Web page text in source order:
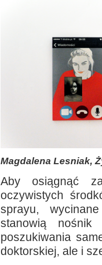
Magdalena Lesniak,
Aby osiągnąć
oczywistych
sprayu,
stanowią nośnik
poszukiwania
doktorskiej, ale i